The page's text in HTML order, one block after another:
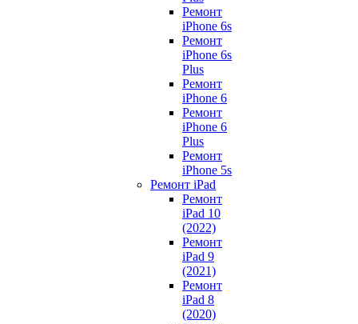
Ремонт
iPhone 6s
Ремонт
iPhone 6s
Plus
Ремонт
iPhone 6
Ремонт
iPhone 6
Plus
Ремонт
iPhone 5s
Ремонт iPad
Ремонт
iPad 10
(2022)
Ремонт
iPad 9
(2021)
Ремонт
iPad 8
(2020)